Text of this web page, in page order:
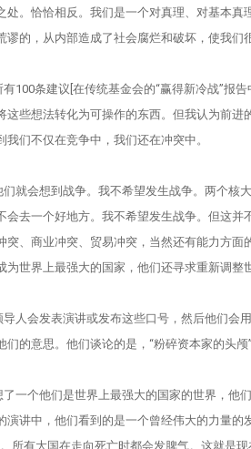
。 恰恰相反。我们是一个对真理、对基本真
谬的， 从内部造成了社会腐烂和破坏，使我们
100条建议[在传统基金会的“赢得新冷战”报
些想法转化为可操作的东西。 但我认为前进
我们不仅在竞争中， 我们还在冲突中。
就会想到战争。我不希望发生战争。两个核
去一个好地方。 我不希望发生战争。但这并
、 商业冲突、贸易冲突，当然还有能力方面
为世界上最强大的国家， 他们还寻求重新调整
人会发表演讲或发布这些口号，然后他们会
们的意思。他们谈论的是，“粉碎资本家的头颅
一个他们是世界上最强大的国家的世界，他
演讲中， 他们看到的是一个曾经伟大的力量的
所有大国在走向死亡时都会发脾气。 这就是现